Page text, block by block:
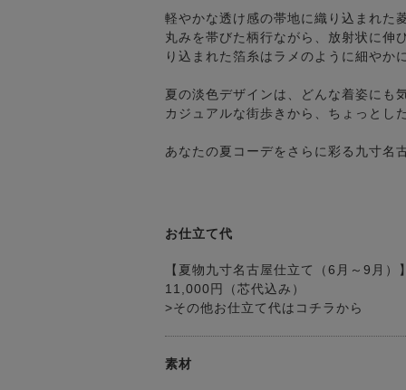
軽やかな透け感の帯地に織り込まれた
丸みを帯びた柄行ながら、放射状に伸
り込まれた箔糸はラメのように細やか
夏の淡色デザインは、どんな着姿にも
カジュアルな街歩きから、ちょっとし
あなたの夏コーデをさらに彩る九寸名
お仕立て代
【夏物九寸名古屋仕立て（6月～9月）
11,000円（芯代込み）
>その他お仕立て代はコチラから
素材